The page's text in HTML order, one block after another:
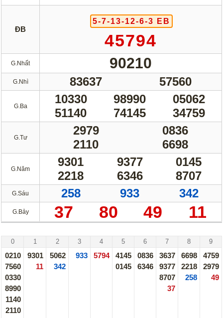
Max3D Pro
Keno
Bingo 18
6x36
Sớ Đầu Đuôi
Miền Trung
Lô Gan
Giải Đặc Biệt Kiểm Tra Gan Cực Đại
Tần Suất Tần Suất Chi Tiết
Lotto 5/35 Mega 6/45
Power 6/55
ĐB
5-7-13-12-6-3 EB
45794
G.Nhất 90210
G.Nhì 83637 57560
G.Ba
10330 98990
05062
51140
74145 34759
G.Tư
2979
0836
2110
6698
G.Năm
9301 9377
0145
2218
6346 8707
G.Sáu 258 933 342
G.Bảy 37 80 49 11
0 1 2 3 4 5 6 7 8 9
0210
7560
0330
8990
1140
2110
9301
11
5062
342
933 5794
4145
0145
0836
6346
3637
9377
8707
37
6698
2218
258
4759
2979
49